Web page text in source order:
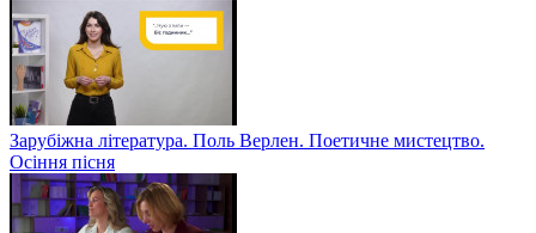
Зарубіжна література. Поль Верлен. Поетичне мистецтво.
Осіння пісня